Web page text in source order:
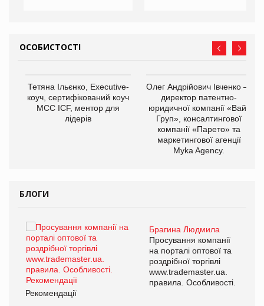
ОСОБИСТОСТІ
Тетяна Ільєнко, Executive-
коуч, сертифікований коуч
МСС ICF, ментор для
лідерів
Олег Андрійович Івченко —
директор патентно-
юридичної компанії «Вайз
Груп», консалтингової
компанії «Парето» та
маркетингової агенції
Myka Agency.
БЛОГИ
Брагина Людмила
Просування компанії
на порталі оптової та
роздрібної торгівлі
www.trademaster.ua.
правила. Особливості.
Рекомендації